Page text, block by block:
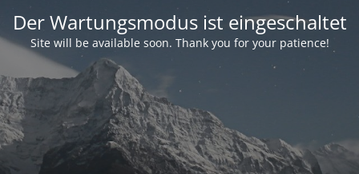
Der Wartungsmodus ist eingeschaltet
Site will be available soon. Thank you for your patience!